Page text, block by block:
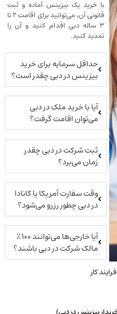
بیزینس آماده و ثبت
قانونی آن، می‌توانید برای اقامت ۲ تا
اقدام کنید و آن را
برای خرید
در دبی چقدر است؟
خرید ملک در دبی
اقامت گرفت؟
در دبی چقدر
آمریکا یا کانادا
چطور رزرو می‌شود؟
آیا خارجی‌ها می‌توانند ۱۰۰٪
در دبی باشند؟